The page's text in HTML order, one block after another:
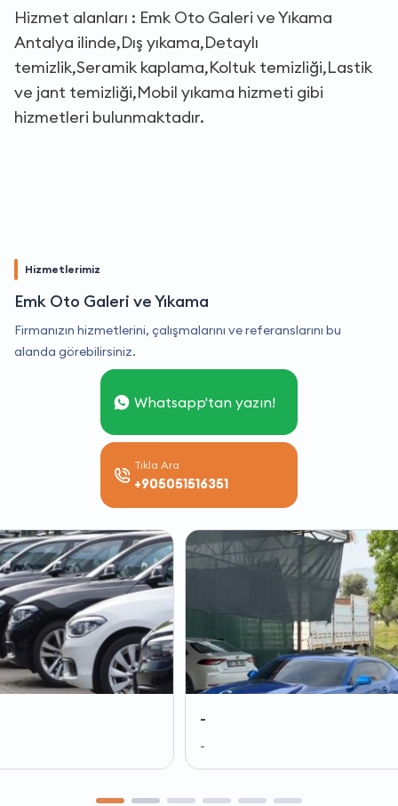
Hizmet alanları : Emk Oto Galeri ve Yıkama
Antalya ilinde,Dış yıkama,Detaylı
temizlik,Seramik kaplama,Koltuk temizliği,Lastik
ve jant temizliği,Mobil yıkama hizmeti gibi
hizmetleri bulunmaktadır.
Hizmetlerimiz
Emk Oto Galeri ve Yıkama
Firmanızın hizmetlerini, çalışmalarını ve referanslarını bu
alanda görebilirsiniz.
Whatsapp'tan yazın!
Tıkla Ara
+905051516351